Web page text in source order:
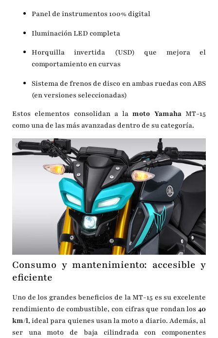
Panel de instrumentos 100% digital
Iluminación LED completa
Horquilla invertida (USD) que mejora el
comportamiento en curvas
Sistema de frenos de disco en ambas ruedas con ABS
(en versiones seleccionadas)
Estos elementos consolidan a lamoto YamahaMT-15
como una de las más avanzadas dentro de su categoría.
Consumo y mantenimiento: accesible y
eficiente
Uno de los grandes beneficios de la MT-15 es su excelente
rendimiento de combustible, con cifras que rondan los 40
km/l, ideal para quienes usan la moto a diario. Además, al
ser una moto de baja cilindrada con componentes